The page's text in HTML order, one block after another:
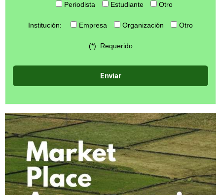
Periodista
Estudiante Otro
Institución: Empresa Organización Otro
(*): Requerido